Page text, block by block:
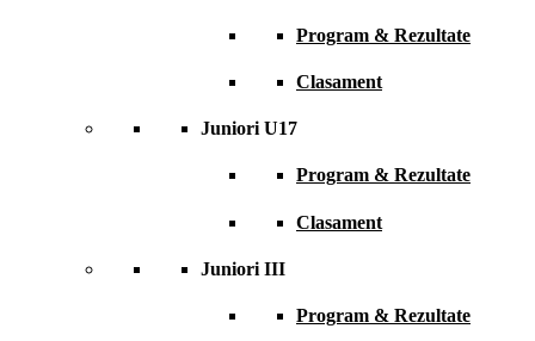
Program & Rezultate
Clasament
Juniori U17
Program & Rezultate
Clasament
Juniori III
Program & Rezultate